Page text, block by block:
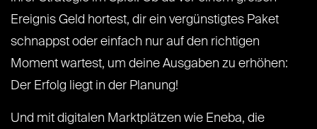
Ereignis Geld hortest, dir ein vergünstigtes Paket
schnappst oder einfach nur auf den richtigen
Moment wartest, um deine Ausgaben zu erhöhen:
Der Erfolg liegt in der Planung!
Und mit digitalen Marktplätzen wie Eneba, die